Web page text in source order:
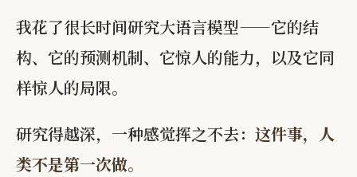
我花了很长时间研究大语言模型——它的结
构、它的预测机制、它惊人的能力，以及它同
样惊人的局限。
研究得越深，一种感觉挥之不去： 这件事，人
类不是第一次做。